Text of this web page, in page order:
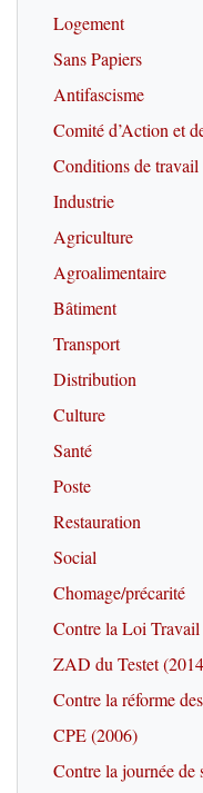
Logement
Sans Papiers
Antifascisme
Comité d’Action et
Conditions de travail
Industrie
Agriculture
Agroalimentaire
Bâtiment
Transport
Distribution
Culture
Santé
Poste
Restauration
Social
Chomage/précarité
Contre la Loi
ZAD du Testet
Contre la réforme
CPE (2006)
Contre la journée